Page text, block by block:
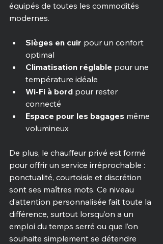
équipés de toutes les commodités
modernes.
Sièges en cuir pour un confort
optimal
Climatisation réglable pour une
température idéale
Wi-Fi à bord pour rester
connecté
Espace pour les bagages même
volumineux
De plus, le chauffeur privé est formé
pour offrir un service irréprochable :
ponctualité, courtoisie et discrétion
sont ses maîtres mots. Ce niveau
d’attention personnalisée fait toute la
différence, surtout lorsqu’on a un
emploi du temps serré ou que l’on
souhaite simplement se détendre